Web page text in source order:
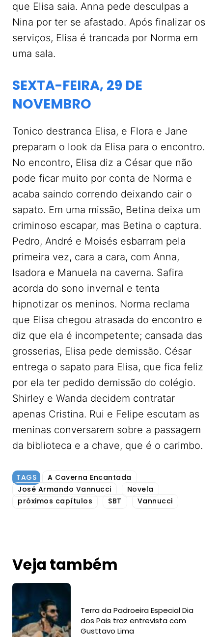
que Elisa saia. Anna pede desculpas a
Nina por ter se afastado. Após finalizar os
serviços, Elisa é trancada por Norma em
uma sala.
SEXTA-FEIRA, 29 DE
NOVEMBRO
Tonico destranca Elisa, e Flora e Jane
preparam o look da Elisa para o encontro.
No encontro, Elisa diz a César que não
pode ficar muito por conta de Norma e
acaba saindo correndo deixando cair o
sapato. Em uma missão, Betina deixa um
criminoso escapar, mas Betina o captura.
Pedro, André e Moisés esbarram pela
primeira vez, cara a cara, com Anna,
Isadora e Manuela na caverna. Safira
acorda do sono invernal e tenta
hipnotizar os meninos. Norma reclama
que Elisa chegou atrasada do encontro e
diz que ela é incompetente; cansada das
grosserias, Elisa pede demissão. César
entrega o sapato para Elisa, que fica feliz
por ela ter pedido demissão do colégio.
Shirley e Wanda decidem contratar
apenas Cristina. Rui e Felipe escutam as
meninas conversarem sobre a passagem
da biblioteca e a chave, que é o carimbo.
TAGS
A Caverna Encantada
José Armando Vannucci
Novela
próximos capítulos
SBT Vannucci
Veja também
Terra da Padroeira Especial Dia
dos Pais traz entrevista com
Gusttavo Lima